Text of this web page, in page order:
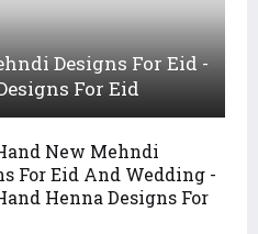
Designs For Eid -
For Eid
New Mehndi
For Eid And Wedding -
Henna Designs For